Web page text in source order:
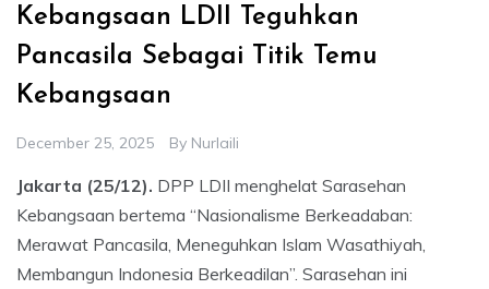
Kebangsaan LDII Teguhkan
Pancasila Sebagai Titik Temu
Kebangsaan
December 25, 2025 By Nurlaili
Jakarta (25/12). DPP LDII menghelat Sarasehan
Kebangsaan bertema “Nasionalisme Berkeadaban:
Merawat Pancasila, Meneguhkan Islam Wasathiyah,
Membangun Indonesia Berkeadilan”. Sarasehan ini